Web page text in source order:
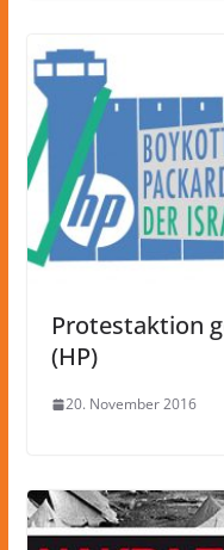
Protestaktion
(HP)
20. November 2016